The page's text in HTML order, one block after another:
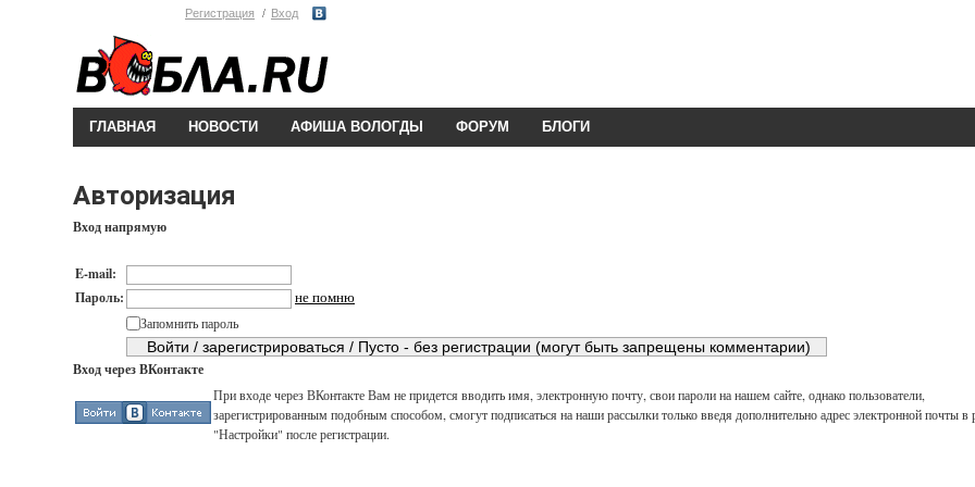
Регистрация Вход
ГЛАВНАЯ НОВОСТИ АФИША ВОЛОГДЫ ФОРУМ БЛОГИ
Авторизация
Вход напрямую
E-mail:
Пароль:
не помню
Запомнить пароль
Вход через ВКонтакте
При входе через ВКонтакте Вам не придется вводить имя, электронную почту, свои пароли на нашем сайте, однако пользователи,
зарегистрированным подобным способом, смогут подписаться на наши рассылки только введя дополнительно адрес электронной почты в
"Настройки" после регистрации.